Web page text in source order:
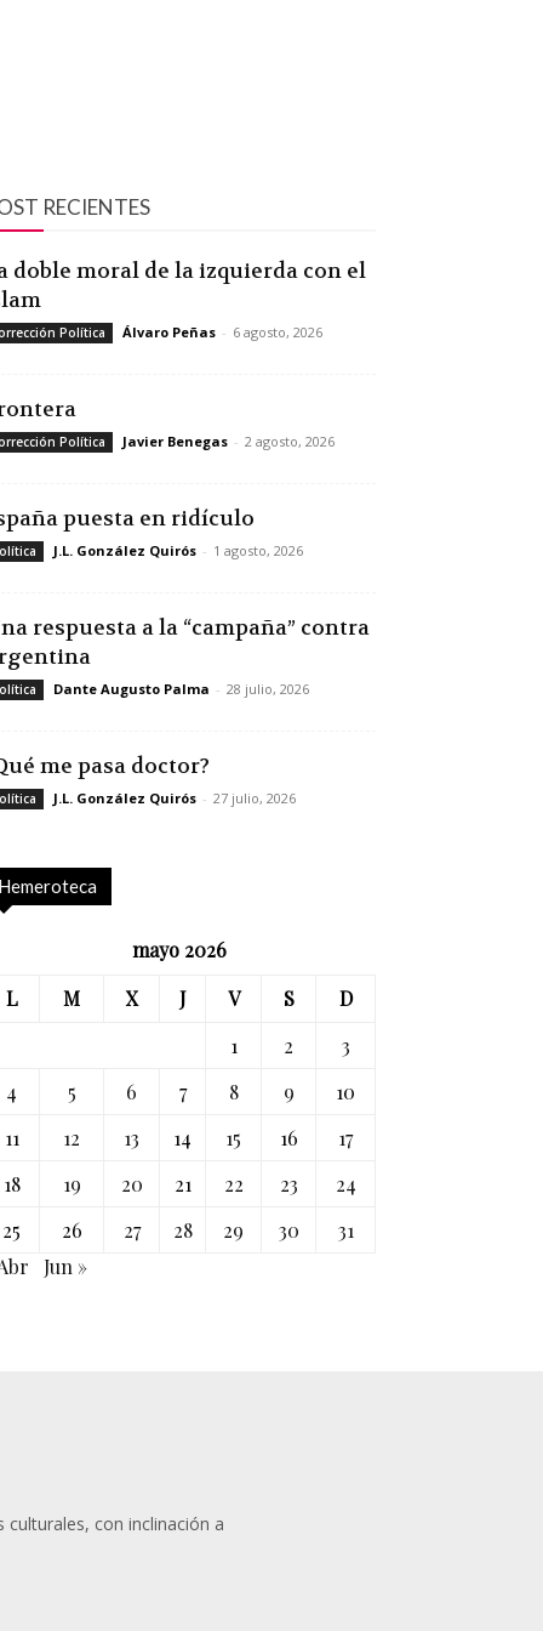
RECIENTES
doble moral de la izquierda con el
Política Álvaro Peñas - 6 agosto, 2026
Política Javier Benegas - 2 agosto, 2026
puesta en ridículo
J.L. González Quirós - 1 agosto, 2026
respuesta a la “campaña” contra
Dante Augusto Palma - 28 julio, 2026
me pasa doctor?
J.L. González Quirós - 27 julio, 2026
Hemeroteca
mayo 2026
L
M X J V S
D
1
2
3
4
5 6 7 8 9
10
11
12 13 14 15 16
17
18
19 20 21 22 23
24
25
26 27 28 29 30
31
Jun »
con inclinación a